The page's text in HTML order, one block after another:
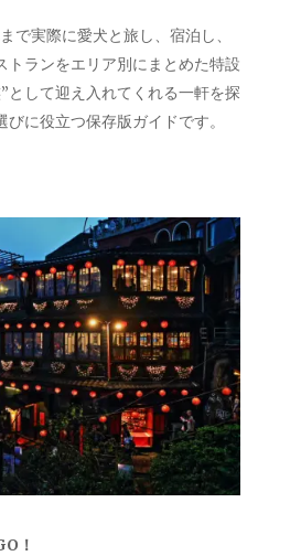
で実際に愛犬と旅し、宿泊し、
トランをエリア別にまとめた特設
として迎え入れてくれる一軒を探
に役立つ保存版ガイドです。
！